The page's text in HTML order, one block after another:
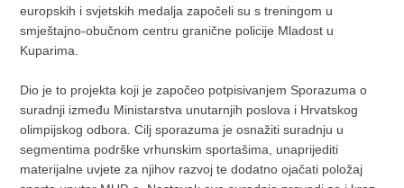
europskih i svjetskih medalja započeli su s treningom u
smještajno-obučnom centru granične policije Mladost u
Kuparima.
Dio je to projekta koji je započeo potpisivanjem Sporazuma o
suradnji između Ministarstva unutarnjih poslova i Hrvatskog
olimpijskog odbora. Cilj sporazuma je osnažiti suradnju u
segmentima podrške vrhunskim sportašima, unaprijediti
materijalne uvjete za njihov razvoj te dodatno ojačati položaj